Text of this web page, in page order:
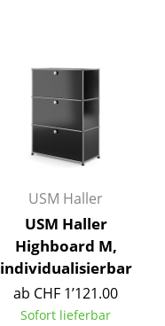
USM Haller
USM Haller
Highboard M,
individualisierbar
ab CHF 1’121.00
Sofort lieferbar